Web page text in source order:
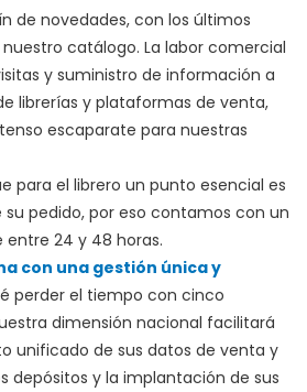
de novedades, con los últimos
catálogo. La labor comercial
y suministro de información a
librerías y plataformas de venta,
escaparate para nuestras
para el librero un punto esencial es
su pedido, por eso contamos con un
24 y 48 horas.
con una gestión única y
perder el tiempo con cinco
dimensión nacional facilitará
unificado de sus datos de venta y
depósitos y la implantación de sus